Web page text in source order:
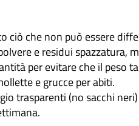
ciò che non può essere
e residui spazzatura,
per evitare che il peso
e grucce per abiti.
trasparenti (no sacchi neri)